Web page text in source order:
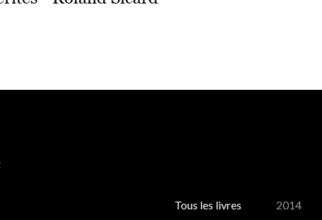
Tous les livres 2014